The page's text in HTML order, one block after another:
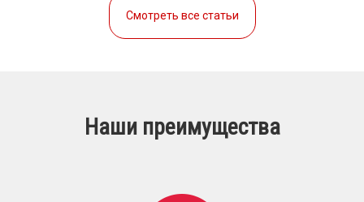
Смотреть все статьи
Наши преимущества